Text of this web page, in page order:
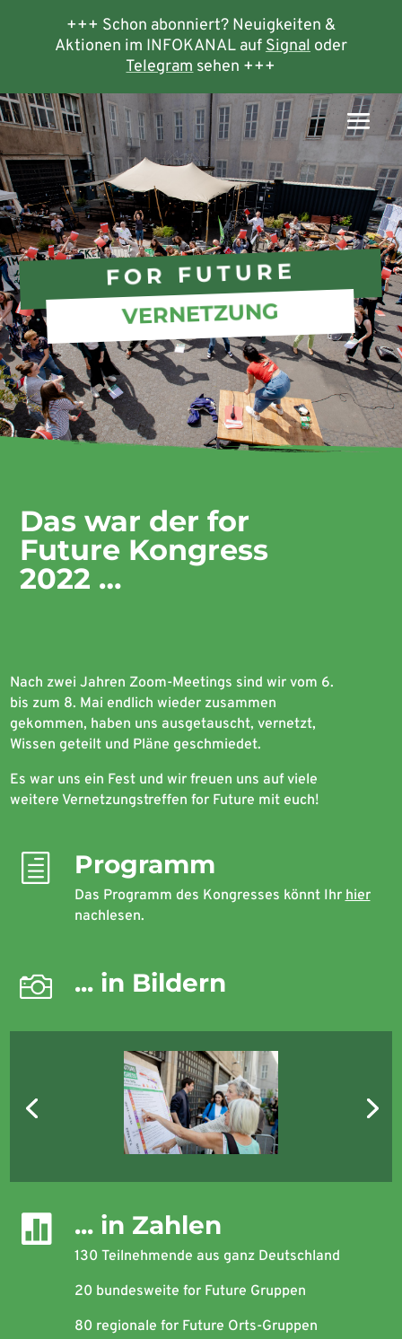
+++ Schon abonniert? Neuigkeiten &
Aktionen im INFOKANAL aufSignaloder
Telegramsehen +++
FOR FUTURE
VERNETZUNG
Das war der for
Future Kongress
2022 …
Nach zwei Jahren Zoom-Meetings sind wir vom 6.
bis zum 8. Mai endlich wieder zusammen
gekommen, haben uns ausgetauscht, vernetzt,
Wissen geteilt und Pläne geschmiedet.
Es war uns ein Fest und wir freuen uns auf viele
weitere Vernetzungstreffen for Future mit euch!
h Programm
Das Programm des Kongresses könnt Ihrhier
nachlesen.
 ... in Bildern
 ... in Zahlen
130 Teilnehmende aus ganz Deutschland
20 bundesweite for Future Gruppen
80 regionale for Future Orts-Gruppen